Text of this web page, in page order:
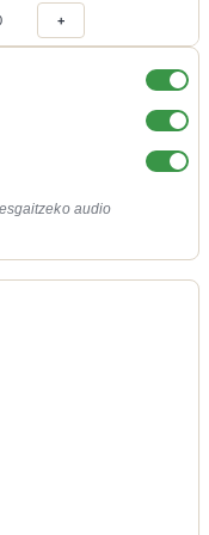
+
audio